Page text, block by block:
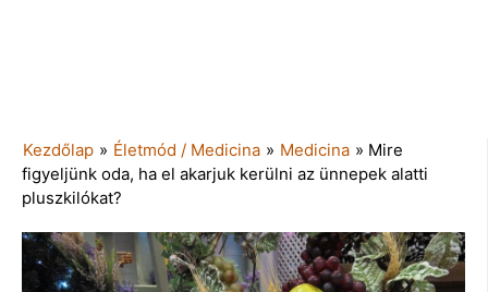
Kezdőlap » Életmód / Medicina » Medicina » Mire
figyeljünk oda, ha el akarjuk kerülni az ünnepek alatti
pluszkilókat?